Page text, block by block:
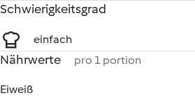
Schwierigkeitsgrad
einfach
Nährwerte pro 1 portion
Eiweiß